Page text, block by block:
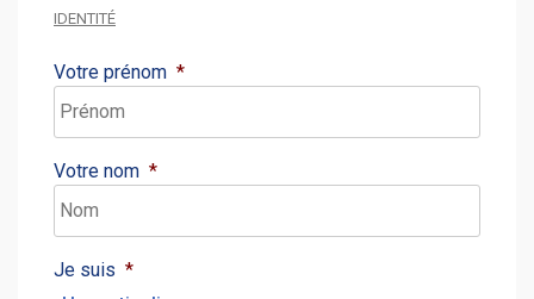
IDENTITÉ
Votre prénom *
Votre nom *
Je suis *